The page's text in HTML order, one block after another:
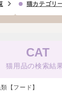
猫カテゴリ
CAT
猫用品の検索結
【フード】